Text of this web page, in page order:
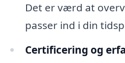
Det er værd at
passer ind i din
Certificering og